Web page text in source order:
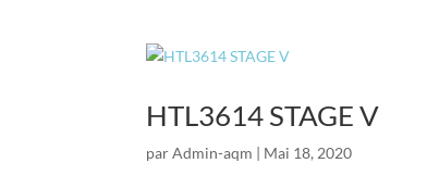
HTL3614 STAGE V
parAdmin-aqm | Mai 18, 2020